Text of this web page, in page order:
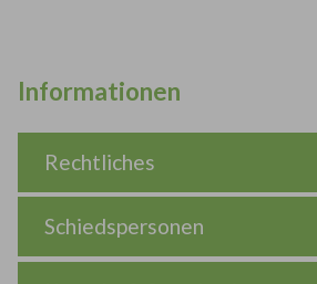
Informationen
Rechtliches
Schiedspersonen